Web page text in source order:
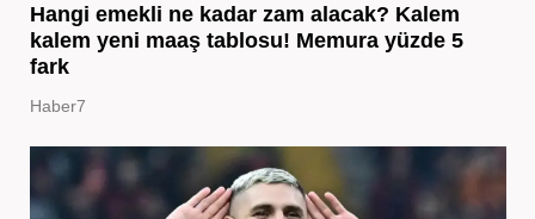
Hangi emekli ne kadar zam alacak? Kalem
kalem yeni maaş tablosu! Memura yüzde 5
fark
Haber7